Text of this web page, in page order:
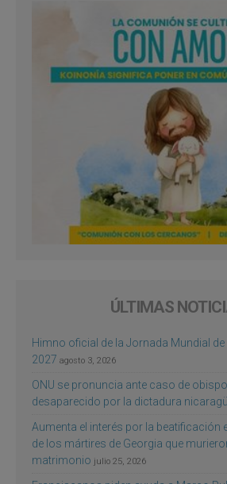
ÚLTIMAS
Himno oficial de la Jornada Mundial de
2027 agosto 3, 2026
ONU se pronuncia ante caso de
desaparecido por la dictadura
Aumenta el interés por la beatificación
de los mártires de Georgia que
matrimonio julio 25, 2026